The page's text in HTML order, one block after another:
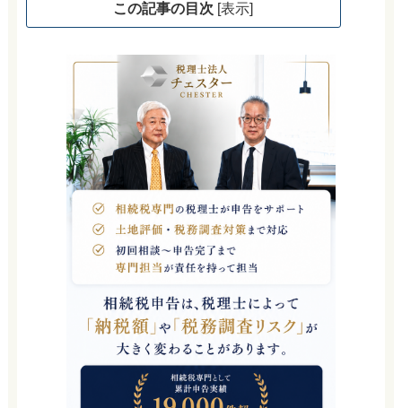
この記事の目次 [表示]